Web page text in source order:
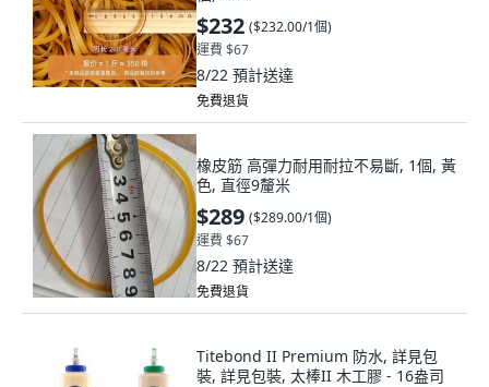
$232 ($232.00/1個)
運費 $67
8/22 預計送達
免費退貨
橡皮筋 高彈力耐用耐拉不易斷, 1個, 黃
色, 直徑9釐米
$289 ($289.00/1個)
運費 $67
8/22 預計送達
免費退貨
Titebond II Premium 防水, 詳見包
裝, 詳見包裝, 太棒II 木工膠 - 16盎司